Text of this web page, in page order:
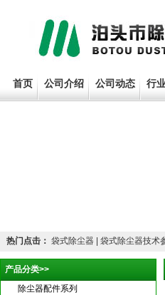
首页 公司介绍 公司动态 行
热门点击： 袋式除尘器 | 袋式除尘器技术
产品分类>>
除尘器配件系列